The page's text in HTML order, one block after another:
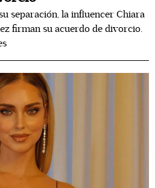
separación, la influencer Chiara
firman su acuerdo de divorcio.